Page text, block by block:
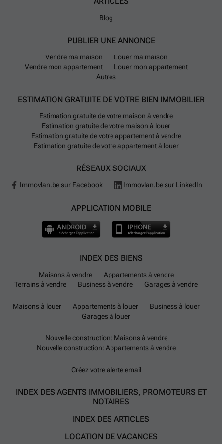
routes nationales N50, N50d, N357 et N399 facilitent
aussi les déplacements dans la région.
Les transports publics comprennent six lignes de bus
villes comme Hasselt, Kortrijk et Deinze. Plusieurs
gares sont accessibles dans les environs immédiats.
de plusieurs écoles maternelles et primaires ainsi
est assuré par plusieurs enseignes telles qu'Albert
Heijn, SPAR ou encore Lidl.
recharge pour voitures électriques est installée sur le
territoire communal. L'aéroport le plus proche est
Blog
PUBLIER UNE ANNONCE
Vendre ma maison
Louer ma maison
Vendre mon appartement
Louer mon appartement
Autres
ESTIMATION GRATUITE DE VOTRE BIEN IMMOBILIER
Estimation gratuite de votre maison à vendre
Estimation gratuite de votre maison à louer
Estimation gratuite de votre appartement à vendre
Estimation gratuite de votre appartement à louer
RÉSEAUX SOCIAUX
Immovlan.be sur Facebook Immovlan.be sur LinkedIn
APPLICATION MOBILE
INDEX DES BIENS
Maisons à vendre
Appartements à vendre
Terrains à vendre
Business à vendre Garages à vendre
Maisons à louer Appartements à louer
Business à louer
Garages à louer
Nouvelle construction: Maisons à vendre
Nouvelle construction: Appartements à vendre
Créez votre alerte email
INDEX DES AGENTS IMMOBILIERS, PROMOTEURS ET
NOTAIRES
INDEX DES ARTICLES
LOCATION DE VACANCES